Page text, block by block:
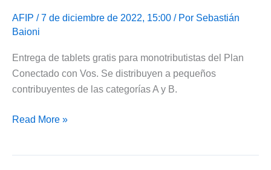
2023
AFIP / 7 de diciembre de 2022, 15:00 / Por Sebastián
Baioni
Entrega de tablets gratis para monotributistas del Plan
Conectado con Vos. Se distribuyen a pequeños
contribuyentes de las categorías A y B.
Entrega
Read More »